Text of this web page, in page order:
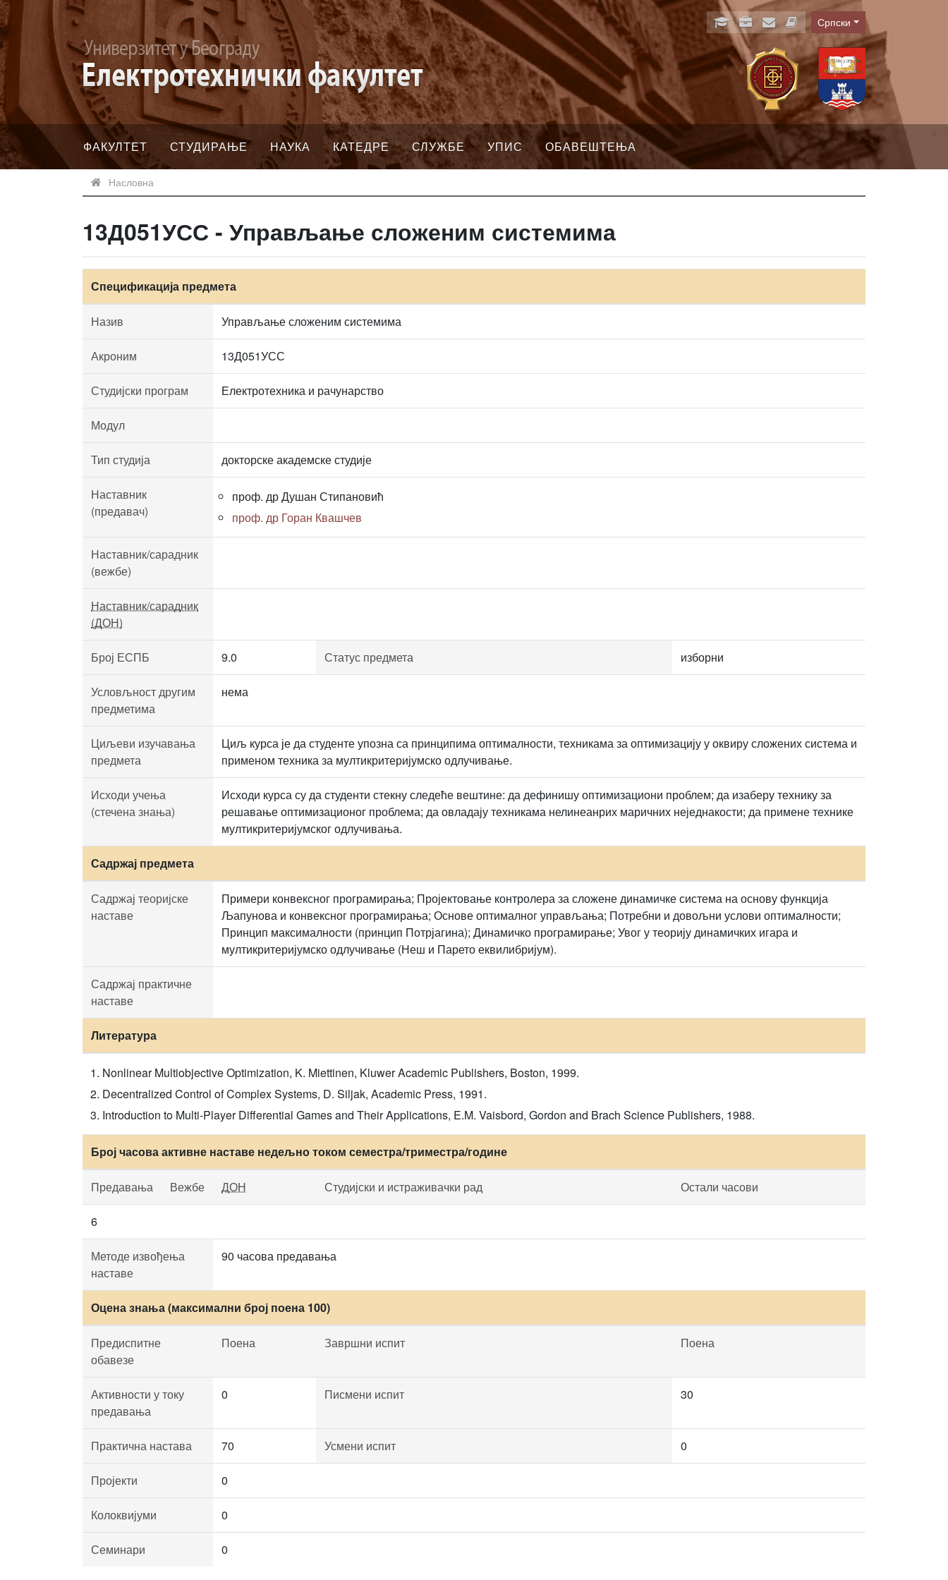
Language
Српски
ФАКУЛТЕТ СТУДИРАЊЕ НАУКА КАТЕДРЕ СЛУЖБЕ УПИС ОБАВЕШТЕЊА
Насловна
13Д051УСС - Управљање сложеним системима
Спецификација предмета
Назив Управљање сложеним системима
Акроним 13Д051УСС
Студијски програм Електротехника и рачунарство
Модул
Тип студија докторске академске студије
Наставник
(предавач)
проф. др Душан Стипановић
проф. др Горан Квашчев
Наставник/сарадник
(вежбе)
Наставник/сарадник
(ДОН)
Број ЕСПБ 9.0 Статус предмета изборни
Условљност другим
предметима
нема
Циљеви изучавања
предмета
Циљ курса је да студенте упозна са принципима оптималности, техникама за оптимизацију у оквиру сложених система и
применом техника за мултикритеријумско одлучивање.
Исходи учења
(стечена знања)
Исходи курса су да студенти стекну следеће вештине: да дефинишу оптимизациони проблем; да изаберу технику за
решавање оптимизационог проблема; да овладају техникама нелинеанрих маричних неједнакости; да примене технике
мултикритеријумског одлучивања.
Садржај предмета
Садржај теоријске
наставе
Примери конвексног програмирања; Пројектовање контролера за сложене динамичке система на основу функција
Љапунова и конвексног програмирања; Основе оптималног управљања; Потребни и довољни услови оптималности;
Принцип максималности (принцип Потрјагина); Динамичко програмирање; Увог у теорију динамичких игара и
мултикритеријумско одлучивање (Неш и Парето еквилибријум).
Садржај практичне
наставе
Литература
Nonlinear Multiobjective Optimization, K. Miettinen, Kluwer Academic Publishers, Boston, 1999.
Decentralized Control of Complex Systems, D. Siljak, Academic Press, 1991.
Introduction to Multi-Player Differential Games and Their Applications, E.M. Vaisbord, Gordon and Brach Science Publishers, 1988.
Број часова активне наставе недељно током семестра/триместра/године
Предавања Вежбе ДОН Студијски и истраживачки рад Остали часови
6
Методе извођења
наставе
90 часова предавања
Оцена знања (максимални број поена 100)
Предиспитне
обавезе
Поена Завршни испит Поена
Активности у току
предавања
0 Писмени испит 30
Практична настава 70 Усмени испит 0
Пројекти 0
Колоквијуми 0
Семинари 0